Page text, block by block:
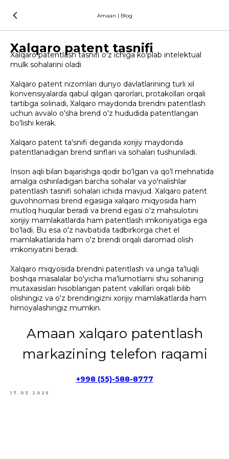
Amaan | Blog
Xalqaro patent tasnifi
Xalqaro patentlash tasnifi o'z ichiga ko'plab intelektual
mulk sohalarini oladi
Xalqaro patent nizomlari dunyo davlatlarining turli xil
konvensiyalarda qabul qilgan qarorlari, protakollari orqali
tartibga solinadi, Xalqaro maydonda brendni patentlash
uchun avvalo o'sha brend o'z hududida patentlangan
bo'lishi kerak.
Xalqaro patent ta'snifi deganda xorijiy maydonda
patentlanadigan brend sinflari va sohalari tushuniladi.
Inson aqli bilan bajarishga qodir bo'lgan va qo'l mehnatida
amalga oshiriladigan barcha sohalar va yo'nalishlar
patentlash tasnifi sohalari ichida mavjud. Xalqaro patent
guvohnomasi brend egasiga xalqaro miqyosida ham
mutloq huqular beradi va brend egasi o'z mahsulotini
xorijiy mamlakatlarda ham patentlash imkoniyatiga ega
bo'ladi. Bu esa o'z navbatida tadbirkorga chet el
mamlakatlarida ham o'z brendi orqali daromad olish
imkoniyatini beradi.
Xalqaro miqyosida brendni patentlash va unga ta'luqli
boshqa masalalar bo'yicha ma'lumotlarni shu sohaning
mutaxasislari hisoblangan patent vakillari orqali bilib
olishingiz va o'z brendingizni xorijiy mamlakatlarda ham
himoyalashingiz mumkin.
Amaan xalqaro patentlash
markazining telefon raqami
+998 (55)-588-8777
17.03.2025